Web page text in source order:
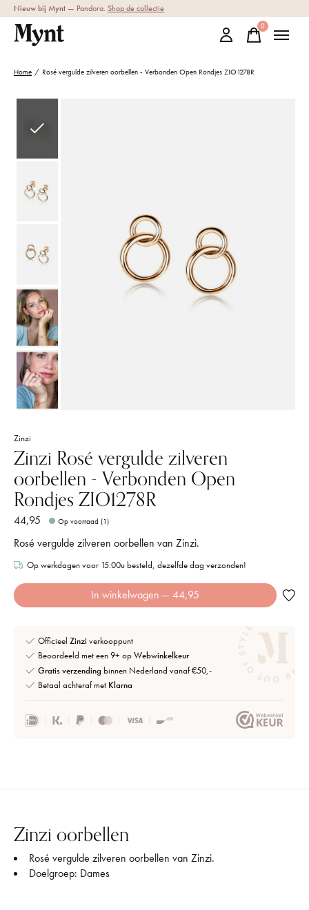
Nieuw bij Mynt — Pandora. Shop de collectie
0items
Home / Rosé vergulde zilveren oorbellen - Verbonden Open Rondjes ZIO1278R
Zinzi
Zinzi Rosé vergulde zilveren
oorbellen - Verbonden Open
Rondjes ZIO1278R
44,95 Op voorraad (1)
Rosé vergulde zilveren oorbellen van Zinzi.
Op werkdagen voor 15:00u besteld, dezelfde dag verzonden!
In winkelwagen — 44,95
Officieel Zinziverkooppunt
Beoordeeld met een 9+ opWebwinkelkeur
Gratis verzending binnen Nederland vanaf €50,-
Betaal achteraf met Klarna
Zinzi oorbellen
Rosé vergulde zilveren oorbellen van Zinzi.
Doelgroep: Dames